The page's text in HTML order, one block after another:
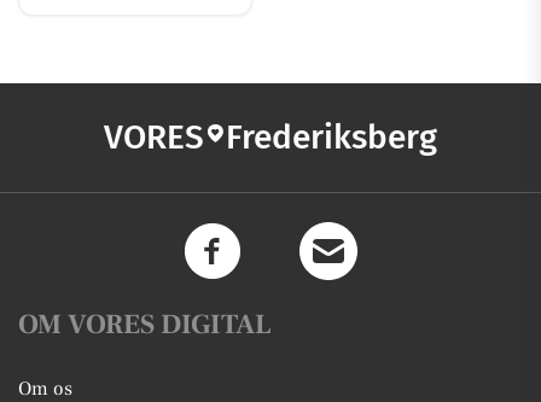
VORES Frederiksberg
OM VORES DIGITAL
Om os